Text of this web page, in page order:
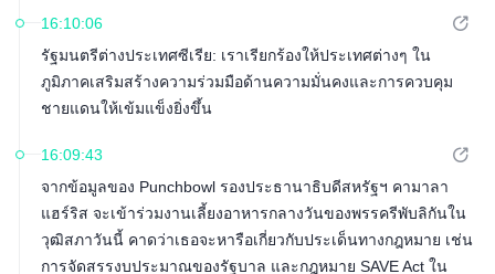
16:10:06
รัฐมนตรีต่างประเทศซีเรีย: เราเรียกร้องให้ประเทศต่างๆ ใน
ภูมิภาคเสริมสร้างความร่วมมือด้านความมั่นคงและการควบคุม
ชายแดนให้เข้มแข็งยิ่งขึ้น
16:09:43
จากข้อมูลของ Punchbowl รองประธานาธิบดีสหรัฐฯ คามาลา
แฮร์ริส จะเข้าร่วมงานเลี้ยงอาหารกลางวันของพรรครีพับลิกันใน
วุฒิสภาวันนี้ คาดว่าเธอจะหารือเกี่ยวกับประเด็นทางกฎหมาย เช่น
การจัดสรรงบประมาณของรัฐบาล และกฎหมาย SAVE Act ใน